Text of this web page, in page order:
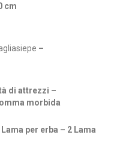
cm
–
di attrezzi –
morbida
per erba – 2 Lama